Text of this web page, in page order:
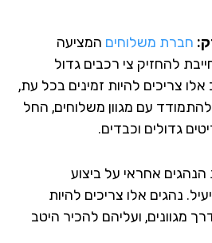
משלוחיםהמציעה
צי רכבים גדול
להיות זמינים בכל עת,
עם מגוון משלוחים, החל
וכבדים.
אחראי על ביצוע
אלו צריכים להיות
ועליהם להכיר היטב